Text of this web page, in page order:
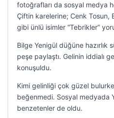
fotoğrafları da sosyal medya
Çiftin karelerine; Cenk Tosun,
gibi ünlü isimler “Tebrikler”
Bilge Yenigül düğüne hazırlık
peşe paylaştı. Gelinin iddialı
konuşuldu.
Kimi gelinliği çok güzel
beğenmedi. Sosyal medyada
benzetenler de oldu.